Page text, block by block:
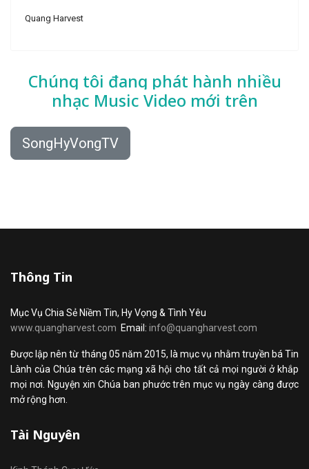
Quang Harvest
Chúng tôi đang phát hành nhiều
nhạc Music Video mới trên
SongHyVongTV
Thông Tin
Mục Vụ Chia Sẻ Niềm Tin, Hy Vọng & Tình Yêu
www.quangharvest.com Email: info@quangharvest.com
Được lập nên từ tháng 05 năm 2015, là mục vụ nhằm truyền bá Tin
Lành của Chúa trên các mạng xã hội cho tất cả mọi người ở khắp
mọi nơi. Nguyện xin Chúa ban phước trên mục vụ ngày càng được
mở rộng hơn.
Tài Nguyên